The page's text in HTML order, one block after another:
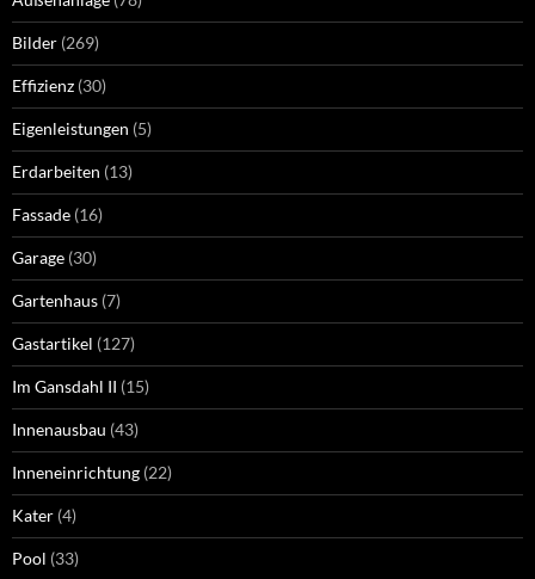
Bilder (269)
Effizienz (30)
Eigenleistungen (5)
Erdarbeiten (13)
Fassade (16)
Garage (30)
Gartenhaus (7)
Gastartikel (127)
Im Gansdahl II (15)
Innenausbau (43)
Inneneinrichtung (22)
Kater (4)
Pool (33)